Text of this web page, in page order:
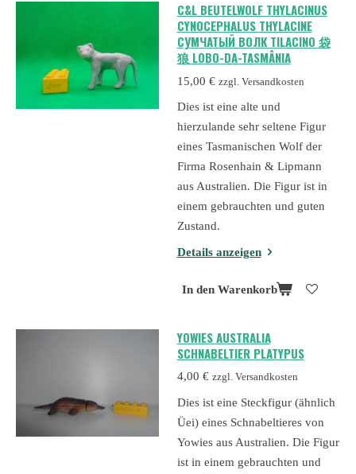
C&L BEUTELWOLF THYLACINUS
CYNOCEPHALUS THYLACINE
СУМЧАТЫЙ ВОЛК TILACINO 袋
狼 LOBO-DA-TASMÂNIA
15,00 € zzgl. Versandkosten
Dies ist eine alte und
hierzulande sehr seltene Figur
eines Tasmanischen Wolf der
Firma Rosenhain & Lipmann
aus Australien. Die Figur ist in
einem gebrauchten und guten
Zustand.
Details anzeigen
In den Warenkorb
YOWIES AUSTRALIA
SCHNABELTIER PLATYPUS
4,00 € zzgl. Versandkosten
Dies ist eine Steckfigur (ähnlich
Üei) eines Schnabeltieres von
Yowies aus Australien. Die Figur
ist in einem gebrauchten und